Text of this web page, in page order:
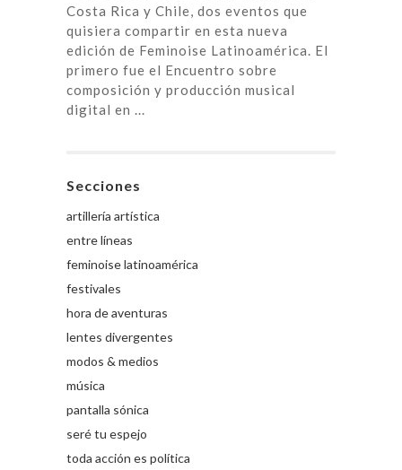
Costa Rica y Chile, dos eventos que
quisiera compartir en esta nueva
edición de Feminoise Latinoamérica. El
primero fue el Encuentro sobre
composición y producción musical
digital en ...
Secciones
artillería artística
entre líneas
feminoise latinoamérica
festivales
hora de aventuras
lentes divergentes
modos & medios
música
pantalla sónica
seré tu espejo
toda acción es política